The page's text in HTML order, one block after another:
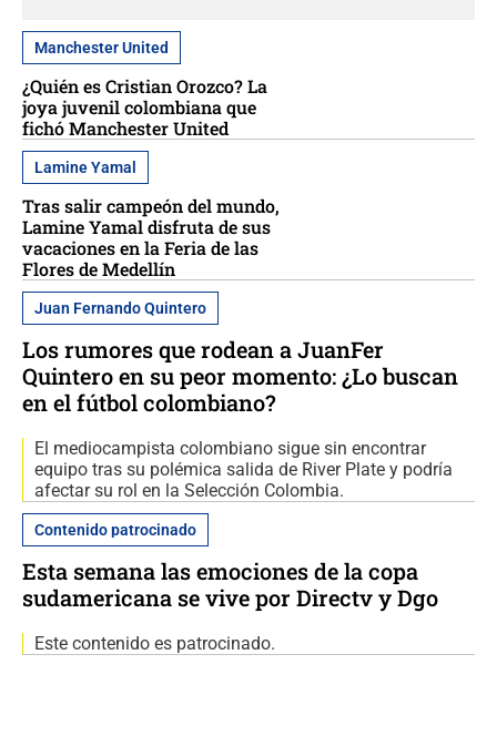
Manchester United
¿Quién es Cristian Orozco? La
joya juvenil colombiana que
fichó Manchester United
Lamine Yamal
Tras salir campeón del mundo,
Lamine Yamal disfruta de sus
vacaciones en la Feria de las
Flores de Medellín
Juan Fernando Quintero
Los rumores que rodean a JuanFer
Quintero en su peor momento: ¿Lo buscan
en el fútbol colombiano?
El mediocampista colombiano sigue sin encontrar
equipo tras su polémica salida de River Plate y podría
afectar su rol en la Selección Colombia.
Contenido patrocinado
Esta semana las emociones de la copa
sudamericana se vive por Directv y Dgo
Este contenido es patrocinado.